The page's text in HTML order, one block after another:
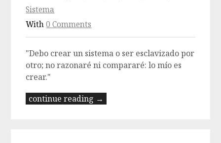
Sistema
With0 Comments
"Debo crear un sistema o ser esclavizado por
otro; no razonaré ni compararé: lo mío es
crear."
continue reading →